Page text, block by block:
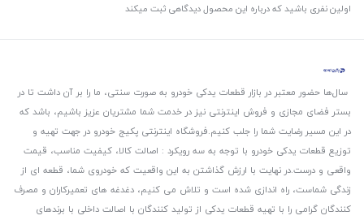
اولین نفری باشید که درباره این محصول دیدگاهی ثبت میکند
سال‌ها حضور معتبر در بازار قطعات یدکی خودرو به صورت سنتی، ما را بر آن داشت تا در
بستر فضای مجازی و فروش اینترنتی نیز در خدمت شما مشتریان عزیز باشیم، باشد که
در این مسیر رضایت شما را جلب کنیم.فروشگاه اینترنتی پکیج خودرو در جهت تهیه و
توزیع قطعات یدکی خودرو با توجه به سه رویکرد : اصالت کالا، کیفیت مناسب، قیمت
واقعی و درست.در نهایت با ارزش گذاشتن به این واقعیت که خودروی شما، قطعه ای از
زندگی شماست، راه اندازی شده است و تلاش می کنیم، دغدغه های تعمیرکاران و مصرف
کنندگان گرامی را با تهیه قطعات یدکی از تولید کنندگان با اصالت داخلی با برندهای